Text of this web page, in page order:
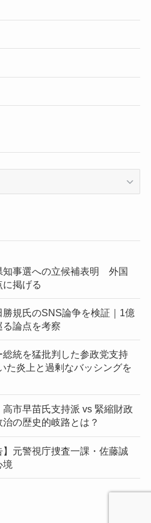
知事選への立候補表明 外国
に掲げる
規氏のSNS論争を検証｜1億
論点を考察
総統を猛批判した参政党支持
た炎上と過剰なバッシングを
高市早苗氏支持派 vs 緊縮財政
の歴史的岐路とは？
】元警視庁捜査一課・佐藤誠
境